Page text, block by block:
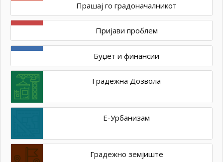
Прашај го градоначалникот
Пријави проблем
Буџет и финансии
Градежна Дозвола
Е-Урбанизам
Градежно земјиште